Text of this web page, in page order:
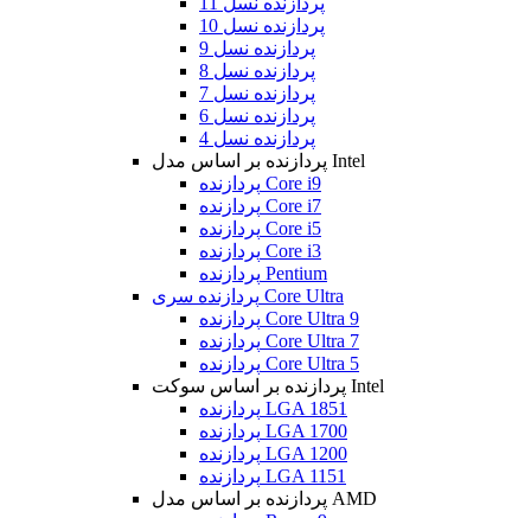
پردازنده نسل 10
پردازنده نسل 9
پردازنده نسل 8
پردازنده نسل 7
پردازنده نسل 6
پردازنده نسل 4
پردازنده بر اساس مدل Intel
پردازنده Core i9
پردازنده Core i7
پردازنده Core i5
پردازنده Core i3
پردازنده Pentium
پردازنده سری Core Ultra
پردازنده Core Ultra 9
پردازنده Core Ultra 7
پردازنده Core Ultra 5
پردازنده بر اساس سوکت Intel
پردازنده LGA 1851
پردازنده LGA 1700
پردازنده LGA 1200
پردازنده LGA 1151
پردازنده بر اساس مدل AMD